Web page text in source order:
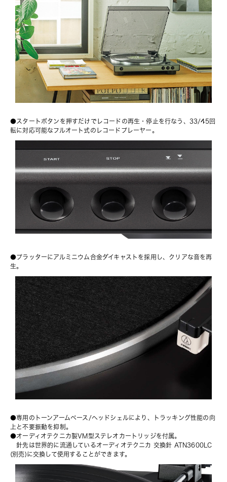
●スタートボタンを押すだけでレコードの再生・停止を行なう、33/45回
転に対応可能なフルオート式のレコードプレーヤー。
●プラッターにアルミニウム合金ダイキャストを採用し、クリアな音を再
生。
●専用のトーンアームベース/ヘッドシェルにより、トラッキング性能の向
上と不要振動を抑制。
●オーディオテクニカ製VM型ステレオカートリッジを付属。
針先は世界的に流通しているオーディオテクニカ 交換針 ATN3600LC
(別売)に交換して使用することができます。